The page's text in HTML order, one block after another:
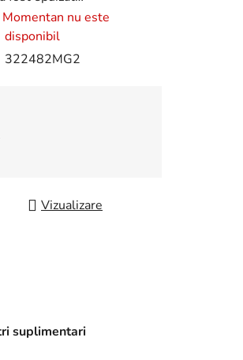
Momentan nu este
disponibil
322482MG2
Vizualizare
suplimentari